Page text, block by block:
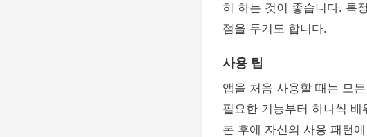
히 하는 것이 좋습니다. 특
점을 두기도 합니다.
사용 팁
앱을 처음 사용할 때는 모
필요한 기능부터 하나씩
본 후에 자신의 사용 패턴